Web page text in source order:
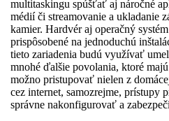
multitaskingu spúšťať aj náročné
médií či streamovanie a ukladanie
kamier. Hardvér aj operačný
prispôsobené na jednoduchú
tieto zariadenia budú využívať
mnohé ďalšie povolania, ktoré
možno pristupovať nielen z
cez internet, samozrejme, prístupy
správne nakonfigurovať a